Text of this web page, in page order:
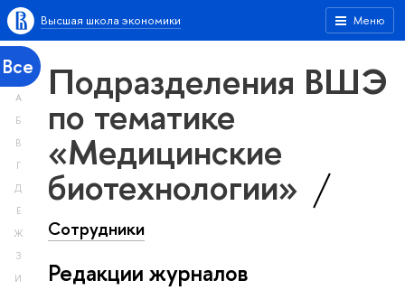
Меню
Высшая школа экономики
Все
А
Б
В
Г
Д
Е
Ж
З
И
Подразделения ВШЭ
по тематике
«Медицинские
биотехнологии»
Сотрудники
Редакции журналов